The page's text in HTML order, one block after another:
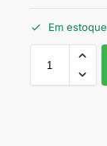
Em estoque